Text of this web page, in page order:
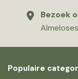
Bezoek
Populaire